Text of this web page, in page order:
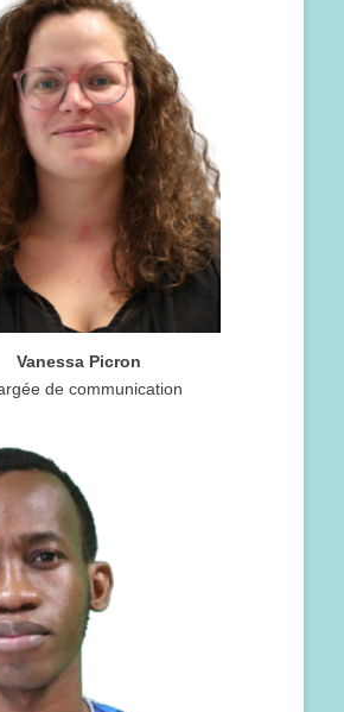
Vanessa Picron
de communication